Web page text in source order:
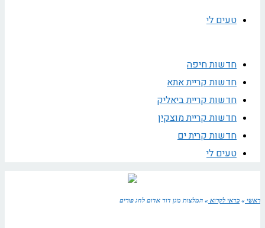
טעים לי
חדשות חיפה
חדשות קריית אתא
חדשות קריית ביאליק
חדשות קריית מוצקין
חדשות קרית ים
טעים לי
ראשי » כדאי לקרוא » המלצות מגן דוד אדום לחג פורים